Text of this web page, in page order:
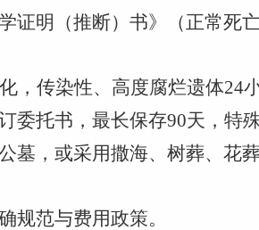
证明（推断）书》（正常死
，传染性、高度腐烂遗体24
委托书，最长保存90天，特
墓，或采用撒海、树葬、花
规范与费用政策。